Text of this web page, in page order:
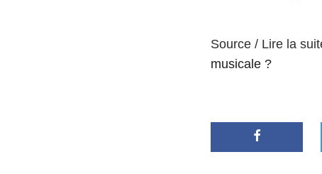
Source / Lire la
musicale ?